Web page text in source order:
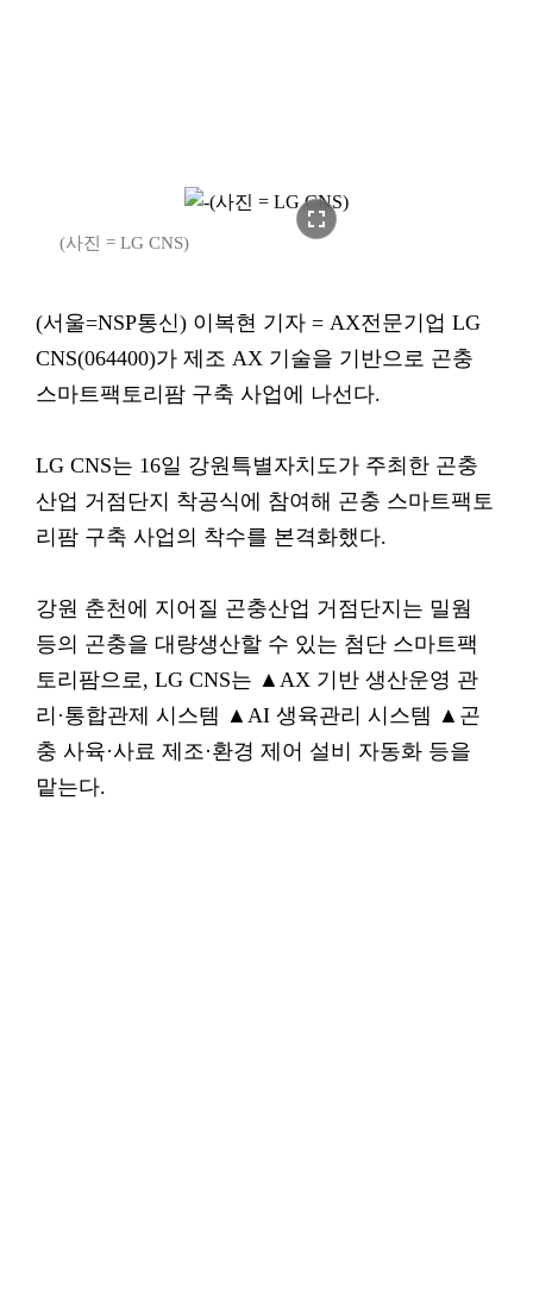
fullscreen
(사진 = LG CNS)
(서울=NSP통신) 이복현 기자 = AX전문기업 LG
CNS(064400)가 제조 AX 기술을 기반으로 곤충
스마트팩토리팜 구축 사업에 나선다.
LG CNS는 16일 강원특별자치도가 주최한 곤충
산업 거점단지 착공식에 참여해 곤충 스마트팩토
리팜 구축 사업의 착수를 본격화했다.
강원 춘천에 지어질 곤충산업 거점단지는 밀웜
등의 곤충을 대량생산할 수 있는 첨단 스마트팩
토리팜으로, LG CNS는 ▲AX 기반 생산운영 관
리·통합관제 시스템 ▲AI 생육관리 시스템 ▲곤
충 사육·사료 제조·환경 제어 설비 자동화 등을
맡는다.